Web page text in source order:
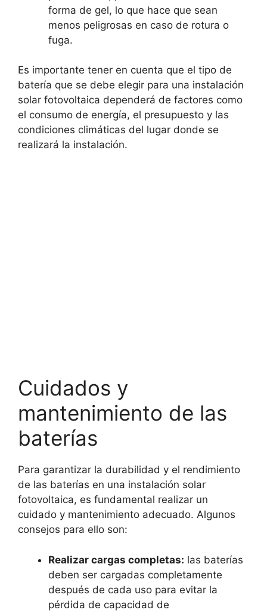
forma de gel, lo que hace que sean
menos peligrosas en caso de rotura o
fuga.
Es importante tener en cuenta que el tipo de
batería que se debe elegir para una instalación
solar fotovoltaica dependerá de factores como
el consumo de energía, el presupuesto y las
condiciones climáticas del lugar donde se
realizará la instalación.
Cuidados y
mantenimiento de las
baterías
Para garantizar la durabilidad y el rendimiento
de las baterías en una instalación solar
fotovoltaica, es fundamental realizar un
cuidado y mantenimiento adecuado. Algunos
consejos para ello son:
Realizar cargas completas: las baterías
deben ser cargadas completamente
después de cada uso para evitar la
pérdida de capacidad de